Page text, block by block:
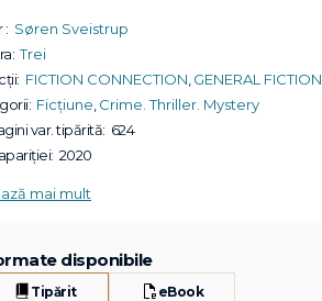
: Søren Sveistrup
Trei
FICTION CONNECTION GENERAL FICTION
Ficțiune Crime. Thriller. Mystery
var. tipărită: 624
2020
mai mult
disponibile
Tipărit
eBook